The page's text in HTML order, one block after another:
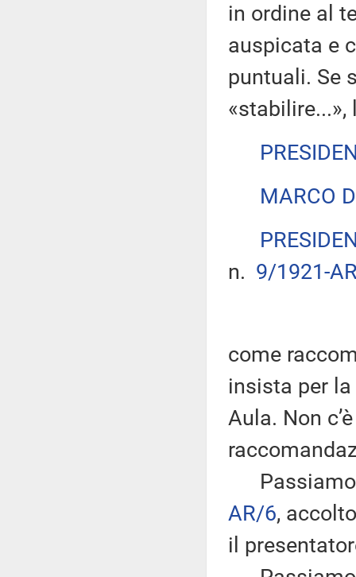
in ordine al
auspicata e
puntuali. Se
MARCO
n. 9/1921-
come
insista per
Aula. Non
Passiamo
AR/6,
il